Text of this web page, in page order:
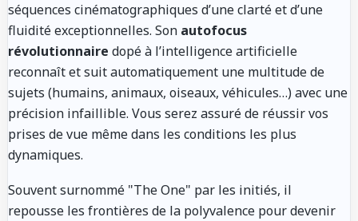
séquences cinématographiques d’une clarté et d’une
fluidité exceptionnelles. Son autofocus
révolutionnaire dopé à l’intelligence artificielle
reconnaît et suit automatiquement une multitude de
sujets (humains, animaux, oiseaux, véhicules…) avec une
précision infaillible. Vous serez assuré de réussir vos
prises de vue même dans les conditions les plus
dynamiques.
Souvent surnommé "The One" par les initiés, il
repousse les frontières de la polyvalence pour devenir